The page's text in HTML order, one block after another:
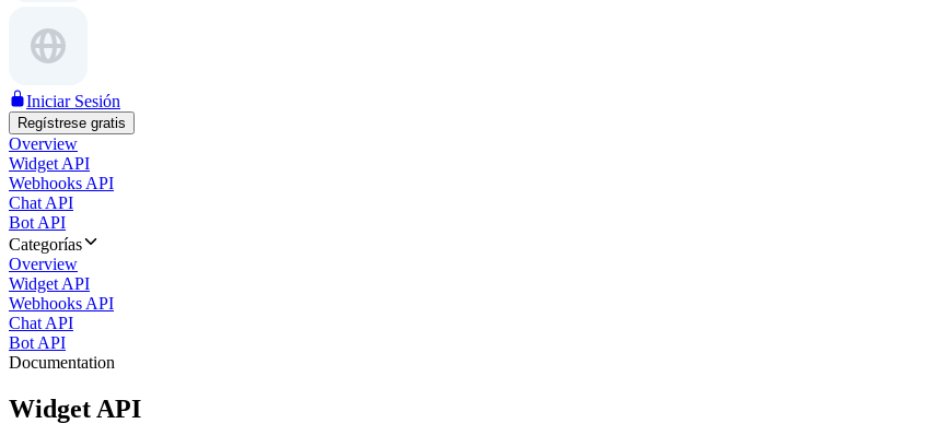
Iniciar Sesión
Regístrese gratis
Overview
Widget API
Webhooks API
Chat API
Bot API
Categorías
Overview
Widget API
Webhooks API
Chat API
Bot API
Documentation
Widget API